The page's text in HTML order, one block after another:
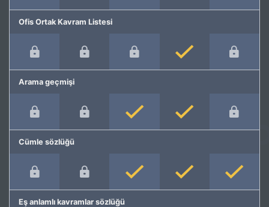
Ofis Ortak Kavram Listesi
Arama geçmişi
Cümle sözlüğü
Eş anlamlı kavramlar sözlüğü